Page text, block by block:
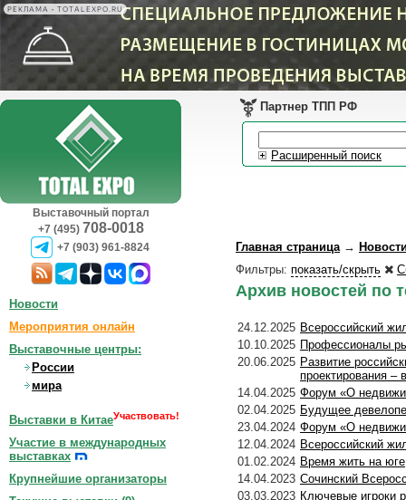
РЕКЛАМА • TOTALEXPO.RU
Выставочный портал
+7 (495) 708-0018
+7 (903) 961-8824
Партнер ТПП РФ
Расширенный поиск
Главная страница→
Фильтры: показать/скрыть
Архив новостей по
24.12.2025 Всероссийский
10.10.2025 Профессионалы
20.06.2025 Развитие
проектирования
14.04.2025 Форум «О
02.04.2025 Будущее
23.04.2024 Форум «О
12.04.2024 Всероссийский
01.02.2024 Время жить на юге
14.04.2023 Сочинский
03.03.2023 Ключевые игроки
Новости
Мероприятия онлайн
Выставочные центры:
России
мира
Выставки в КитаеУчаствовать!
Участие в международных
выставках
Крупнейшие организаторы